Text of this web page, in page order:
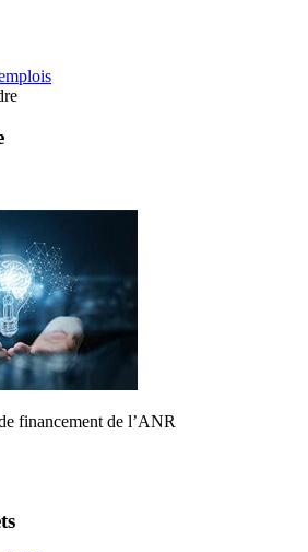
financement de l’ANR